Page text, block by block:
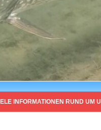
INFORMATIONEN RUND UM